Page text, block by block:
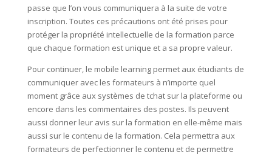
passe que l’on vous communiquera à la suite de votre
inscription. Toutes ces précautions ont été prises pour
protéger la propriété intellectuelle de la formation parce
que chaque formation est unique et a sa propre valeur.
Pour continuer, le mobile learning permet aux étudiants de
communiquer avec les formateurs à n’importe quel
moment grâce aux systèmes de tchat sur la plateforme ou
encore dans les commentaires des postes. Ils peuvent
aussi donner leur avis sur la formation en elle-même mais
aussi sur le contenu de la formation. Cela permettra aux
formateurs de perfectionner le contenu et de permettre